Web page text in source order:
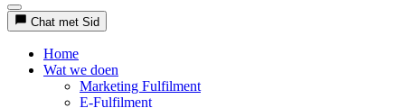
Chat met Sid
Home
Wat we doen
Marketing Fulfilment
E-Fulfilment